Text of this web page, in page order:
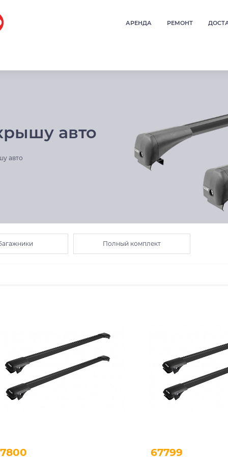
АРЕНДА РЕМОНТ
авто
авто
Полный комплект
67799